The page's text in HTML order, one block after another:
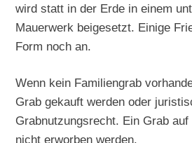
wird statt in der Erde in einem
Mauerwerk beigesetzt. Einige
Form noch an.
Wenn kein Familiengrab
Grab gekauft werden oder
Grabnutzungsrecht. Ein Grab
nicht erworben werden.